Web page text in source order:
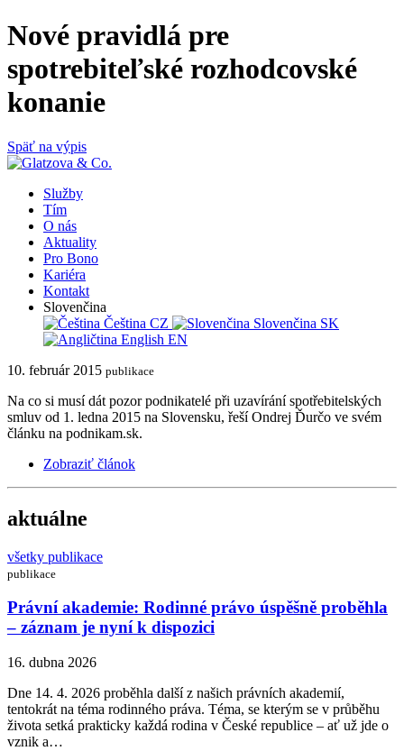
Nové pravidlá pre
spotrebiteľské rozhodcovské
konanie
Späť na výpis
Služby
Tím
O nás
Aktuality
Pro Bono
Kariéra
Kontakt
Slovenčina
Čeština CZ Slovenčina SK
English EN
10. február 2015 publikace
Na co si musí dát pozor podnikatelé při uzavírání spotřebitelských
smluv od 1. ledna 2015 na Slovensku, řeší Ondrej Ďurčo ve svém
článku na podnikam.sk.
Zobraziť článok
aktuálne
všetky publikace
publikace
Právní akademie: Rodinné právo úspěšně proběhla
– záznam je nyní k dispozici
16. dubna 2026
Dne 14. 4. 2026 proběhla další z našich právních akademií,
tentokrát na téma rodinného práva. Téma, se kterým se v průběhu
života setká prakticky každá rodina v České republice – ať už jde o
vznik a…